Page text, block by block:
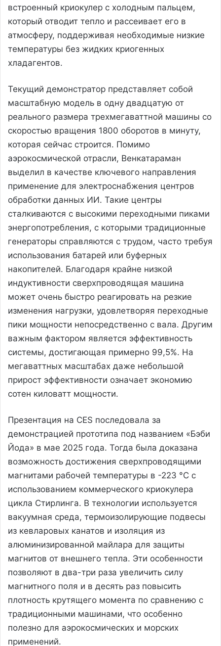
встроенный криокулер с холодным пальцем,
который отводит тепло и рассеивает его в
атмосферу, поддерживая необходимые низкие
температуры без жидких криогенных
хладагентов.
Текущий демонстратор представляет собой
масштабную модель в одну двадцатую от
реального размера трехмегаваттной машины со
скоростью вращения 1800 оборотов в минуту,
которая сейчас строится. Помимо
аэрокосмической отрасли, Венкатараман
выделил в качестве ключевого направления
применение для электроснабжения центров
обработки данных ИИ. Такие центры
сталкиваются с высокими переходными пиками
энергопотребления, с которыми традиционные
генераторы справляются с трудом, часто требуя
использования батарей или буферных
накопителей. Благодаря крайне низкой
индуктивности сверхпроводящая машина
может очень быстро реагировать на резкие
изменения нагрузки, удовлетворяя переходные
пики мощности непосредственно с вала. Другим
важным фактором является эффективность
системы, достигающая примерно 99,5%. На
мегаваттных масштабах даже небольшой
прирост эффективности означает экономию
сотен киловатт мощности.
Презентация на CES последовала за
демонстрацией прототипа под названием «Бэби
Йода» в мае 2025 года. Тогда была доказана
возможность достижения сверхпроводящими
магнитами рабочей температуры в -223 °C с
использованием коммерческого криокулера
цикла Стирлинга. В технологии используется
вакуумная среда, термоизолирующие подвесы
из кевларовых канатов и изоляция из
алюминизированной майлара для защиты
магнитов от внешнего тепла. Эти особенности
позволяют в два-три раза увеличить силу
магнитного поля и в десять раз повысить
плотность крутящего момента по сравнению с
традиционными машинами, что особенно
полезно для аэрокосмических и морских
применений.